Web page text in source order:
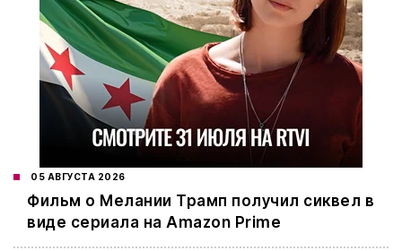
05 АВГУСТА 2026
Фильм о Мелании Трамп получил сиквел в
виде сериала на Amazon Prime